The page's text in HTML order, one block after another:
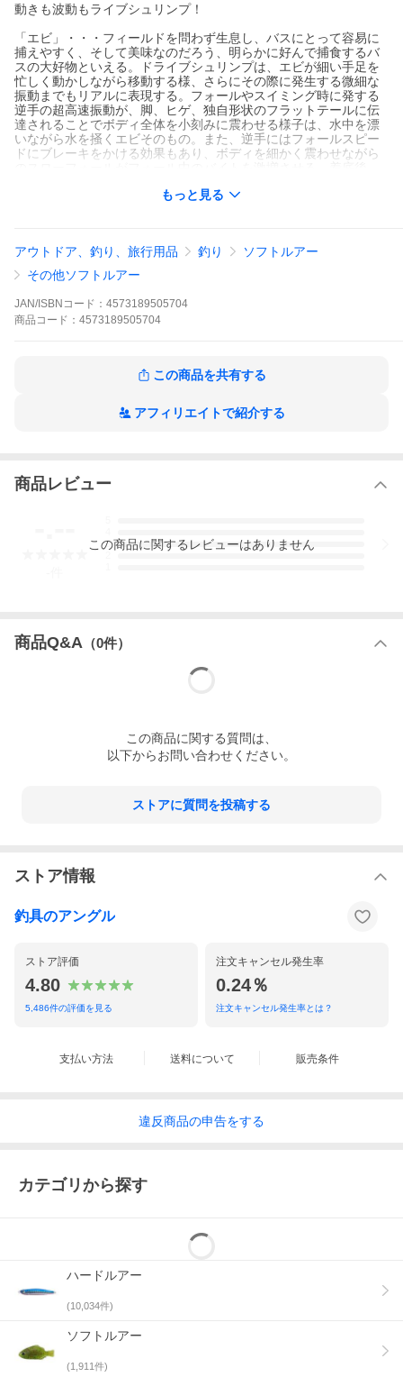
動きも波動もライブシュリンプ！
「エビ」・・・フィールドを問わず生息し、バスにとって容易に
捕えやすく、そして美味なのだろう、明らかに好んで捕食するバ
スの大好物といえる。ドライブシュリンプは、エビが細い手足を
忙しく動かしながら移動する様、さらにその際に発生する微細な
振動までもリアルに表現する。フォールやスイミング時に発する
逆手の超高速振動が、脚、ヒゲ、独自形状のフラットテールに伝
達されることでボディ全体を小刻みに震わせる様子は、水中を漂
いながら水を掻くエビそのもの。また、逆手にはフォールスピー
ドにブレーキをかける効果もあり、ボディを細かく震わせながら
おいてもナチュラルな水平姿勢をキープ。あらゆる誘いにおいて
●カラー：TW155 グリパン/ピンク＆レッドフレーク
●サイズ：3インチ
●入数：8
もっと見る
アウトドア、釣り、旅行用品 釣り
ソフトルアー
その他ソフトルアー
JAN/ISBNコード： 4573189505704
商品 コード： 4573189505704
この商品を共有する
アフィリエイトで紹介する
商品レビュー
3
この商品に関するレビューはありません
商品Q&A （0件）
この商品に関する質問は、
以下からお問い合わせください。
ストアに質問を投稿する
ストア情報
釣具のアングル
ストア評価
4.80
5,486件の評価を見る
注文キャンセル発生率
0.24％
注文キャンセル発生率とは？
支払い方法 送料について 販売条件
違反商品の申告をする
カテゴリから探す
ハードルアー
(10,034件)
ソフトルアー
(1,911件)